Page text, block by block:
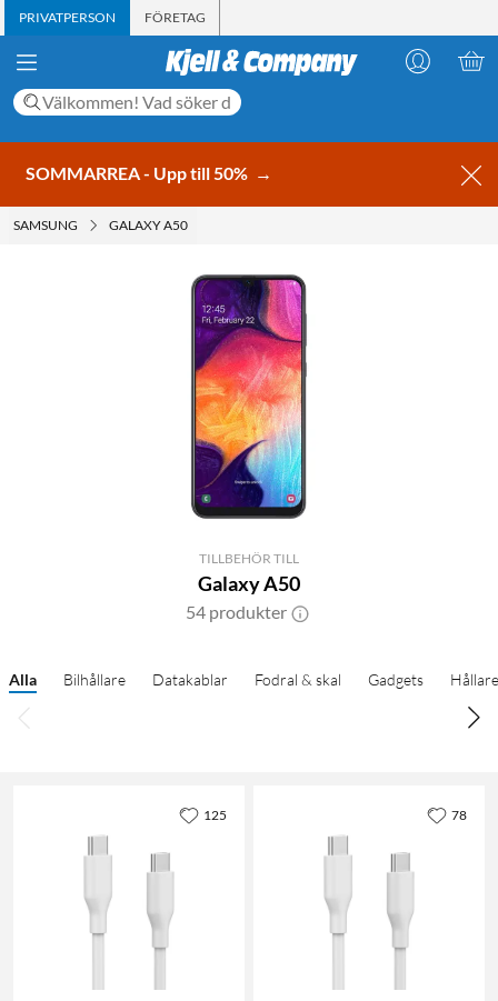
PRIVATPERSON FÖRETAG
SOMMARREA - Upp till 50% →
SAMSUNG GALAXY A50
TILLBEHÖR TILL
Galaxy A50
54 produkter
Alla Bilhållare Datakablar Fodral & skal Gadgets Hållare
125 78